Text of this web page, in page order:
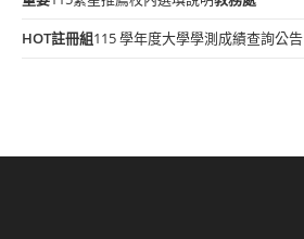
HOT註冊組115 學年度大學學測成績查詢公告